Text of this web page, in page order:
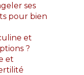
ses
pour bien
et
?
et